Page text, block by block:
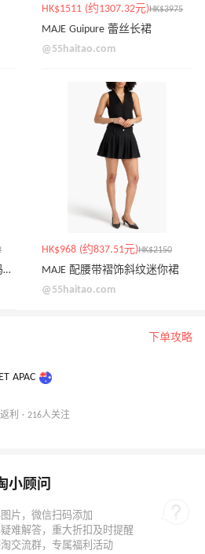
HK$1511 (约1307.32元)HK$3975
MAJE Guipure 蕾丝长裙
@55haitao.com
MAJE 皮革饰边豹纹小牛毛玛丽珍平底鞋
HK$968 (约837.51元)HK$2150
MAJE 配腰带褶饰斜纹迷你裙
@55haitao.com
下单攻略
APAC
利 · 216人关注
小顾问